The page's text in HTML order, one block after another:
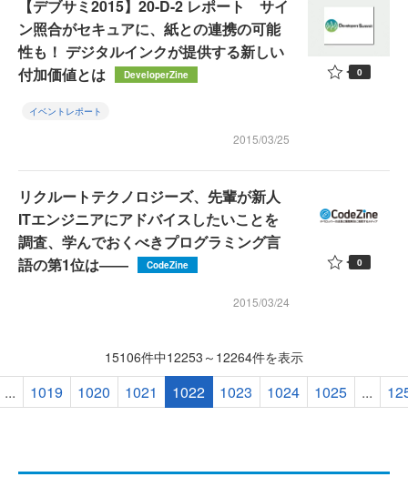
【デブサミ2015】20-D-2 レポート サイ
ン照合がセキュアに、紙との連携の可能
性も！ デジタルインクが提供する新しい
付加価値とは
DeveloperZine
イベントレポート
2015/03/25
0
リクルートテクノロジーズ、先輩が新人
ITエンジニアにアドバイスしたいことを
調査、学んでおくべきプログラミング言
語の第1位は――
CodeZine
2015/03/24
0
15106件中12253～12264件を表示
... 1019 1020 1021 1022 1023 1024 1025 ...